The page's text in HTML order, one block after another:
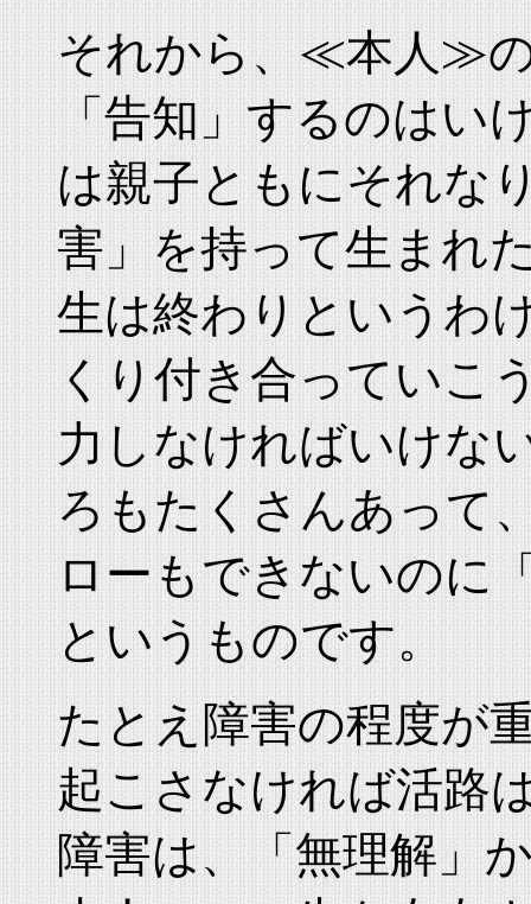
それから、≪本人≫
「告知」するのはい
は親子ともにそれな
害」を持って生まれ
生は終わりというわ
くり付き合っていこ
力しなければいけな
ろもたくさんあって
ローもできないのに
というものです。
たとえ障害の程度が
起こさなければ活路
障害は、「無理解」